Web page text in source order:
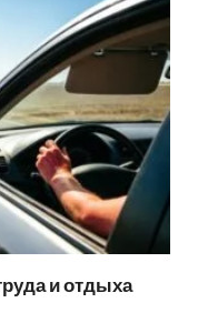
и отдыха